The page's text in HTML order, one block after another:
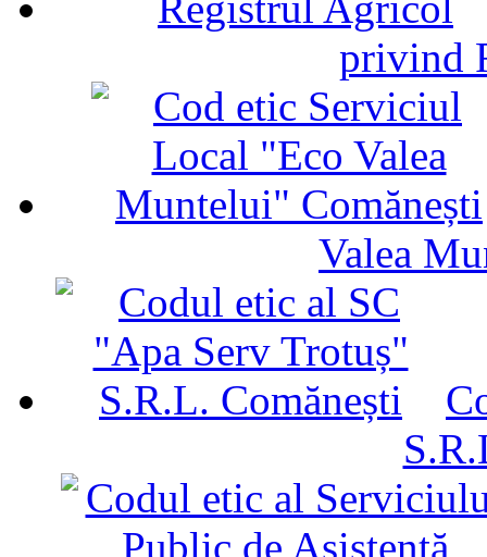
privind
Valea